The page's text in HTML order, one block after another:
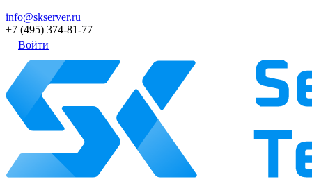
info@skserver.ru
+7 (495) 374-81-77
Войти